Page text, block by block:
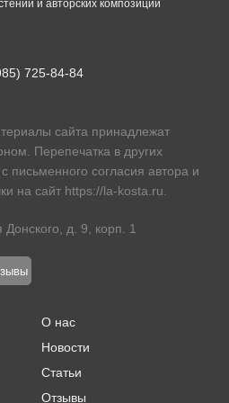
725-84-84
сайта принадлежат
Перепечатка в других
письменного согласия автора и
на сайт https://la-kosta.ru
д. 9, корп. 1
О нас
Новости
Статьи
Отзывы